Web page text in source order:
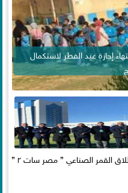
إجازة عيد الفطر لاستكمال
القمر الصناعي ” مصر سات ٢ ”